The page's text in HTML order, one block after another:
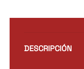
DESCRIPCIÓN